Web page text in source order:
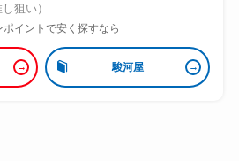
狙い）
イントで安く探すなら
駿河屋